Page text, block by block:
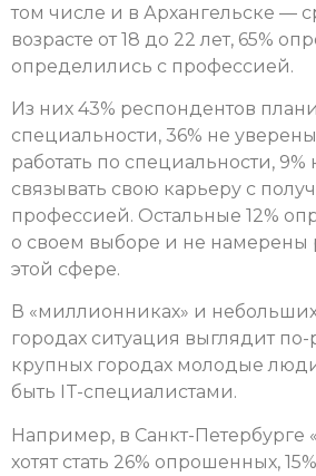
том числе и в Архангельске —
возрасте от 18 до 22 лет, 65%
определились с профессией.
Из них 43% респондентов
специальности, 36% не
работать по специальности,
связывать свою карьеру с
профессией. Остальные 12%
о своем выборе и не намерены
этой сфере.
В «миллионниках» и
городах ситуация выглядит по-
крупных городах молодые
быть IT-специалистами.
Например, в Санкт-Петербурге
хотят стать 26% опрошенных,